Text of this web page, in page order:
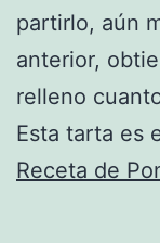
partirlo, aún
anterior,
relleno
Esta tarta es
Receta de